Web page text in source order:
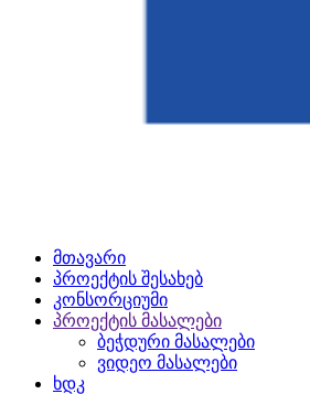
მთავარი
პროექტის შესახებ
კონსორციუმი
პროექტის მასალები
ბეჭდური მასალები
ვიდეო მასალები
ხდკ